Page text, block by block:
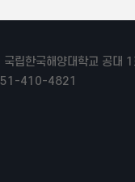
립한국해양대학교 공대
410-4821